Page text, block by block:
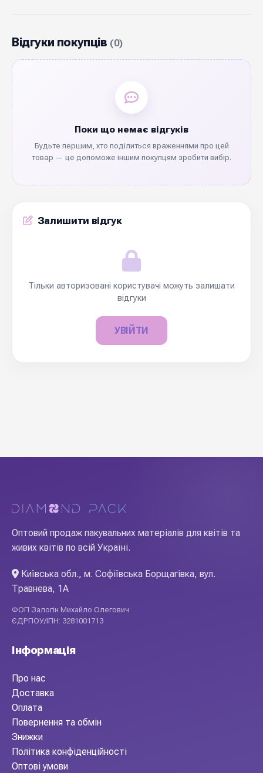
Відгуки покупців (0)
Поки що немає відгуків
Будьте першим, хто поділиться враженнями про цей
товар — це допоможе іншим покупцям зробити вибір.
Залишити відгук
Тільки авторизовані користувачі можуть залишати
відгуки
УВІЙТИ
Оптовий продаж пакувальних матеріалів для квітів та
живих квітів по всій Україні.
Київська обл., м. Софіївська Борщагівка, вул.
Травнева, 1А
ФОП Залогін Михайло Олегович
ЄДРПОУ/ІПН: 3281001713
Інформація
Про нас
Доставка
Оплата
Повернення та обмін
Знижки
Політика конфіденційності
Оптові умови